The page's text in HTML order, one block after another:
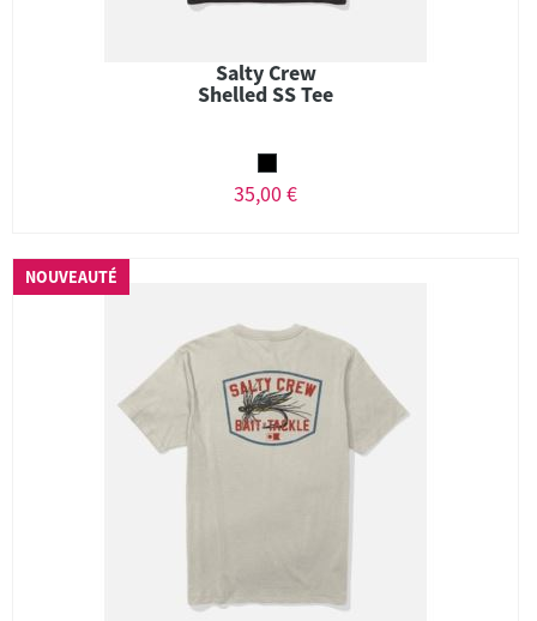
Salty Crew
Shelled SS Tee
35,00 €
NOUVEAUTÉ